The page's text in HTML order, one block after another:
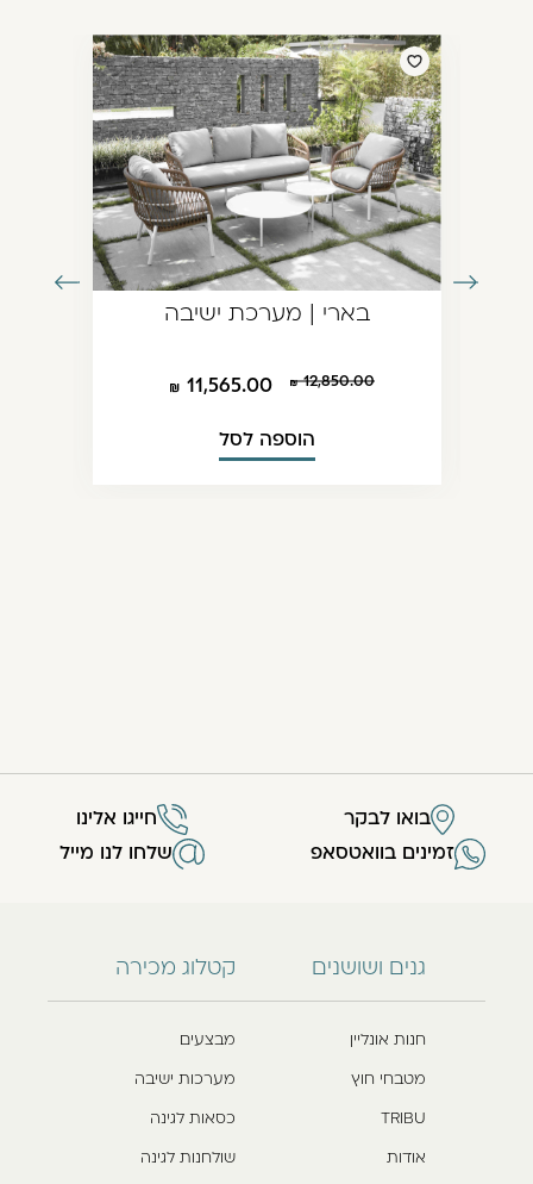
עבור
עבור
בארי | מערכת ישיבה
11,565.00 12,850.00
הוספה לסל
גנים ושושנים
חנות אונליין
מטבחי חוץ
TRIBU
אודות
קטלוג מכירה
מבצעים
מערכות ישיבה
כסאות לגינה
שולחנות לגינה
בואו לבקר
חייגו אלינו
זמינים בוואטסאפ
שלחו לנו מייל